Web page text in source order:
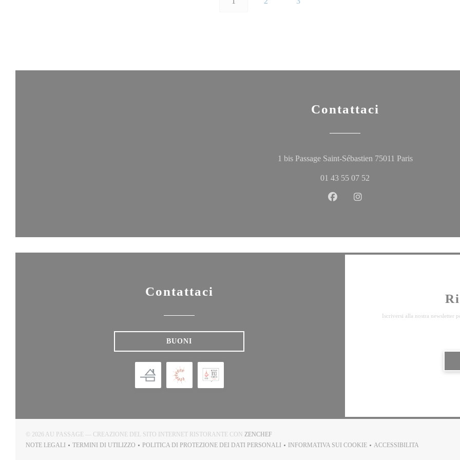
Contattaci
1 bis Passage Saint-Sébastien 75011 Paris((apre una
01 43 55 07 52
Facebook ((apre una nuova
Contattaci
BUONI
Iscriversi alla nostra newsletter
© 2026 AU PASSAGE — CREAZIONE DEL SITO INTERNET RISTORANTE CON ZENCHEF
NOTE LEGALI
TERMINI DI UTILIZZO POLITICA DI PROTEZIONE DEI DATI PERSONALI INFORMATIVA SUI COOKIE ACCESSIBILITA